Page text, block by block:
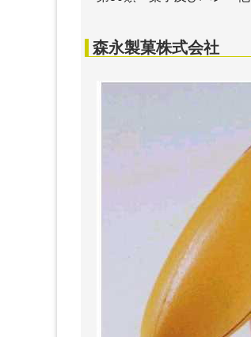
森永製菓株式会社